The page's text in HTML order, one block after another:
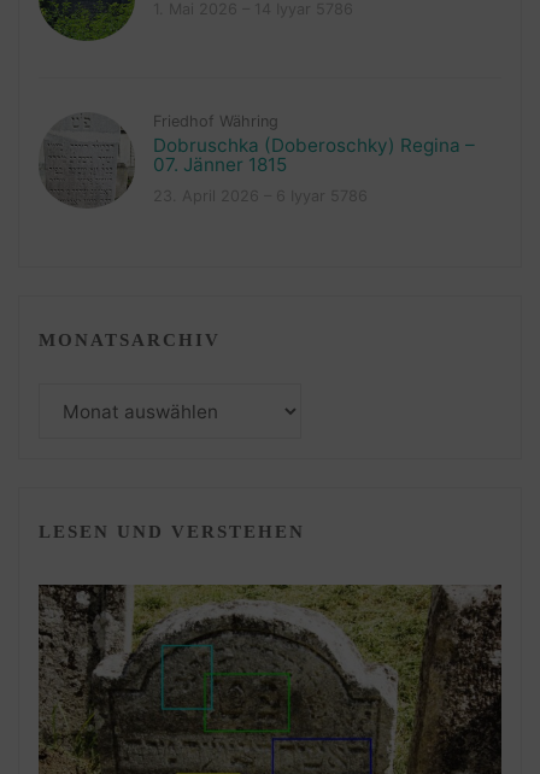
Friedhof Währing
Dobruschka (Doberoschky) Regina –
07. Jänner 1815
MONATSARCHIV
LESEN UND VERSTEHEN